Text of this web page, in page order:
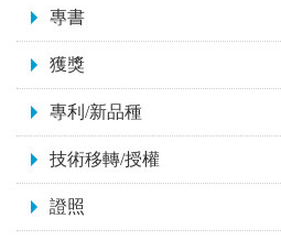
專書
獲獎
專利/新品種
技術移轉/授權
證照